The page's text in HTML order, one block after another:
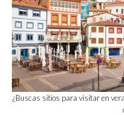
¿Buscas sitios para visitar en